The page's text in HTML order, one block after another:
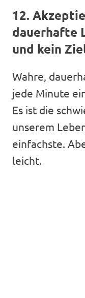
12.
dauerhafte
und kein
Wahre,
jede Minute
Es ist die
unserem
einfachste.
leicht.